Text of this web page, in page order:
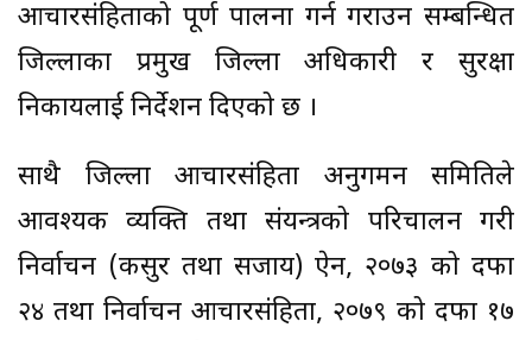
आचारसंहिताको पूर्ण पालना गर्न गराउन सम्बन्धित
जिल्लाका प्रमुख जिल्ला अधिकारी र सुरक्षा
निकायलाई निर्देशन दिएको छ ।
साथै जिल्ला आचारसंहिता अनुगमन समितिले
आवश्यक व्यक्ति तथा संयन्त्रको परिचालन गरी
निर्वाचन (कसुर तथा सजाय) ऐन, २०७३ को दफा
२४ तथा निर्वाचन आचारसंहिता, २०७९ को दफा १७